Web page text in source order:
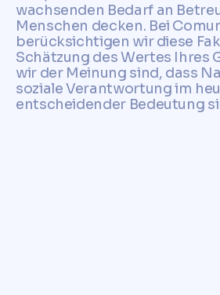
wachsenden Bedarf an
Menschen decken. Bei
berücksichtigen wir diese
Schätzung des Wertes Ihres
wir der Meinung sind, dass
soziale Verantwortung im
entscheidender Bedeutung